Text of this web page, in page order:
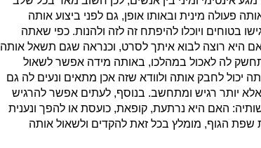
פעולה מינית ובאותו אופן, גם לפני ביצוע אותה
בטוחים ויוכלו להיפתח זה לזה ולהנות. כפי שאתה
היא רוצה לבוא איתך לסרט, וכנראה שגם תשאל אותה
לה לאכול במהלכו, באותה מידה אפשר לשאול
לחבק אותה ולוודא שזה אכן מתאים ונעים לה גם
יותר רגיש ומתחשב. בנוסף, לעתים אפשר להרגיש
האם היא נרתעת, קופאת, כועסת או להפך ונענית
שפת הגוף, מומלץ בכל זאת להקדים ולשאול אותה